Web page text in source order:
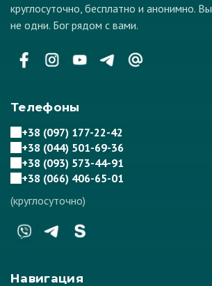
круглосуточно, бесплатно и анонимно. Вы
не одни. Бог рядом с вами.
Телефоны
+38 (097) 177-22-42
+38 (044) 501-69-36
+38 (093) 573-44-91
+38 (066) 406-65-01
(круглосуточно)
Навигация